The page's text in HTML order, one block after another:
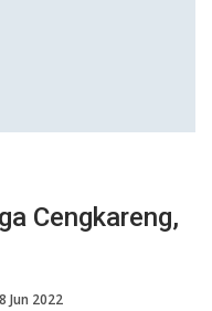
Cengkareng,
8 Jun 2022